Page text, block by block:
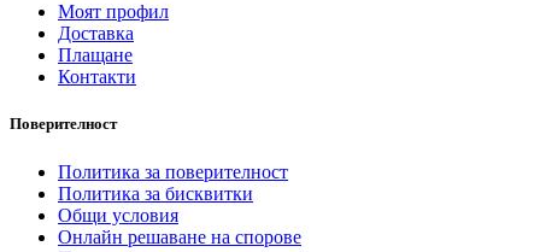
Моят профил
Доставка
Плащане
Контакти
Поверителност
Политика за поверителност
Политика за бисквитки
Общи условия
Онлайн решаване на спорове